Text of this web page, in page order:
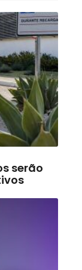
serão